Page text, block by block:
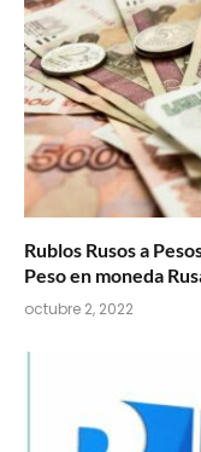
Rublos Rusos a
Peso en moneda
octubre 2, 2022